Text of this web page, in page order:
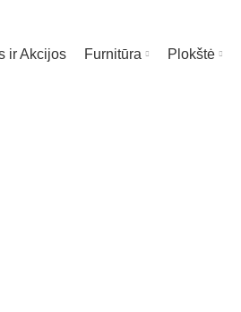
ir Akcijos Furnitūra Plokštė